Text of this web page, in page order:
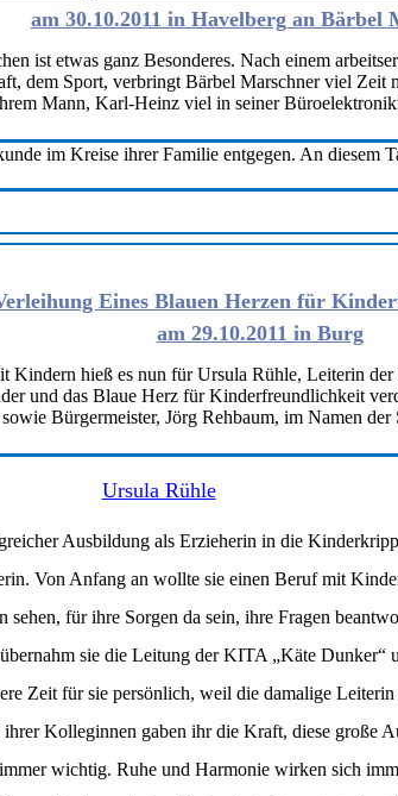
am 30.10.2011 in Havelberg an Bärbel
ist etwas ganz Besonderes. Nach einem
dem Sport, verbringt Bärbel Marschner viel
Mann, Karl-Heinz viel in seiner
im Kreise ihrer Familie entgegen. An diesem
Eines Blauen Herzen für
am 29.10.2011 in Burg
Kindern hieß es nun für Ursula Rühle, Leiterin
und das Blaue Herz für Kinderfreundlichkeit
Bürgermeister, Jörg Rehbaum, im Namen
Ursula Rühle
Ausbildung als Erzieherin in die
Von Anfang an wollte sie einen Beruf mit
sehen, für ihre Sorgen da sein, ihre Fragen
sie die Leitung der KITA „Käte Dunker“
Zeit für sie persönlich, weil die damalige
Kolleginnen gaben ihr die Kraft, diese große
wichtig. Ruhe und Harmonie wirken sich